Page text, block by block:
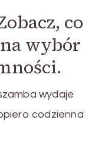
co
wybór
wydaje
codzienna